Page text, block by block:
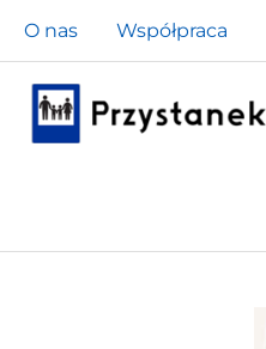
Przejdź
do
treści
O nas Współpraca